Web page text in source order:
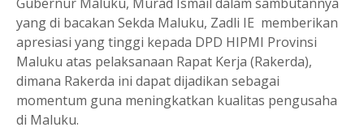
yang di bacakan Sekda Maluku, Zadli IE memberikan
apresiasi yang tinggi kepada DPD HIPMI Provinsi
Maluku atas pelaksanaan Rapat Kerja (Rakerda),
dimana Rakerda ini dapat dijadikan sebagai
momentum guna meningkatkan kualitas pengusaha
di Maluku.